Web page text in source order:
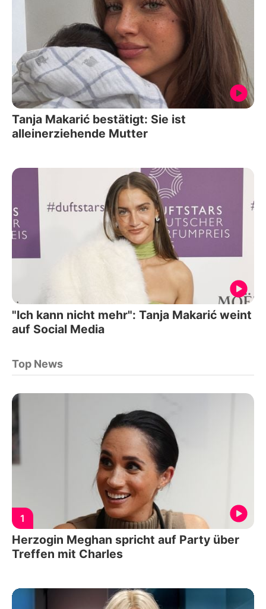
Tanja Makarić bestätigt: Sie ist
alleinerziehende Mutter
"Ich kann nicht mehr": Tanja Makarić weint
auf Social Media
Top News
1
Herzogin Meghan spricht auf Party über
Treffen mit Charles